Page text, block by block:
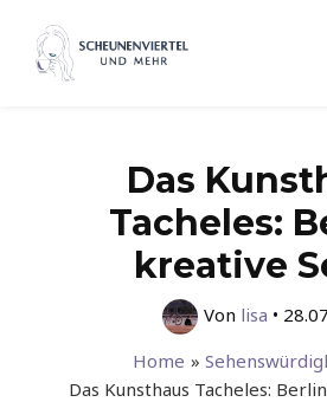
Inhalt
springen
Das
Tacheles:
kreative
Von lisa •
Home
Das Kunsthaus Tacheles: